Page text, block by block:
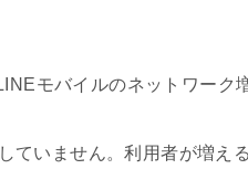
ていません。利用者が増え